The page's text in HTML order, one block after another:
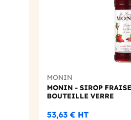
MONIN
MONIN - SIROP
BOUTEILLE VERRE
53,63 € HT